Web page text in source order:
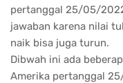
pertanggal 25/05/
jawaban karena nilai
naik bisa juga turun.
Dibwah ini ada
Amerika pertanggal